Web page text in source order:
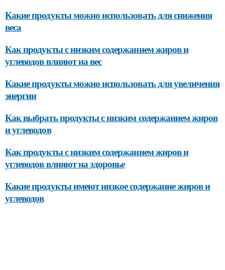
Какие продукты можно использовать для снижения
веса
Как продукты с низким содержанием жиров и
углеводов влияют на вес
Какие продукты можно использовать для увеличения
энергии
Как выбрать продукты с низким содержанием жиров
и углеводов
Как продукты с низким содержанием жиров и
углеводов влияют на здоровье
Какие продукты имеют низкое содержание жиров и
углеводов